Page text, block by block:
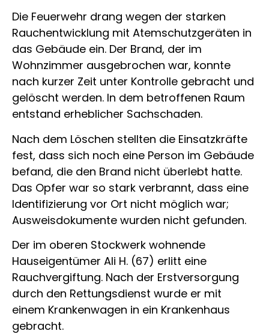
Die Feuerwehr drang wegen der starken
Rauchentwicklung mit Atemschutzgeräten in
das Gebäude ein. Der Brand, der im
Wohnzimmer ausgebrochen war, konnte
nach kurzer Zeit unter Kontrolle gebracht und
gelöscht werden. In dem betroffenen Raum
entstand erheblicher Sachschaden.
Nach dem Löschen stellten die Einsatzkräfte
fest, dass sich noch eine Person im Gebäude
befand, die den Brand nicht überlebt hatte.
Das Opfer war so stark verbrannt, dass eine
Identifizierung vor Ort nicht möglich war;
Ausweisdokumente wurden nicht gefunden.
Der im oberen Stockwerk wohnende
Hauseigentümer Ali H. (67) erlitt eine
Rauchvergiftung. Nach der Erstversorgung
durch den Rettungsdienst wurde er mit
einem Krankenwagen in ein Krankenhaus
gebracht.